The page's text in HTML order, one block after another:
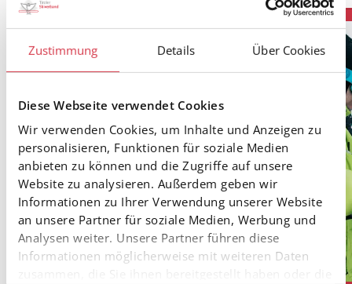
Zustimmung Details Über Cookies
Diese Webseite verwendet Cookies
Wir verwenden Cookies, um Inhalte und Anzeigen zu
personalisieren, Funktionen für soziale Medien
anbieten zu können und die Zugriffe auf unsere
Website zu analysieren. Außerdem geben wir
Informationen zu Ihrer Verwendung unserer Website
an unsere Partner für soziale Medien, Werbung und
Analysen weiter. Unsere Partner führen diese
Informationen möglicherweise mit weiteren Daten